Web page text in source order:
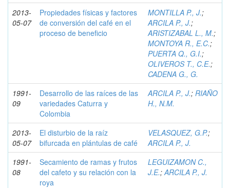
2013-
05-07
Propiedades físicas y factores
de conversión del café en el
proceso de beneficio
MONTILLA P., J.;
ARCILA P., J.;
ARISTIZABAL L., M.;
MONTOYA R., E.C.;
PUERTA Q., G.I.;
OLIVEROS T., C.E.;
CADENA G., G.
1991-
09
Desarrollo de las raíces de las
variedades Caturra y
Colombia
ARCILA P., J.; RIAÑO
H., N.M.
2013-
05-07
El disturbio de la raíz
bifurcada en plántulas de café
VELASQUEZ, G.P.;
ARCILA P., J.
1991-
08
Secamiento de ramas y frutos
del cafeto y su relación con la
roya
LEGUIZAMON C.,
J.E.;ARCILA P., J.